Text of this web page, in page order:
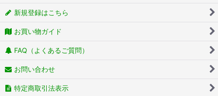
新規登録はこちら
お買い物ガイド
FAQ（よくあるご質問）
お問い合わせ
特定商取引法表示